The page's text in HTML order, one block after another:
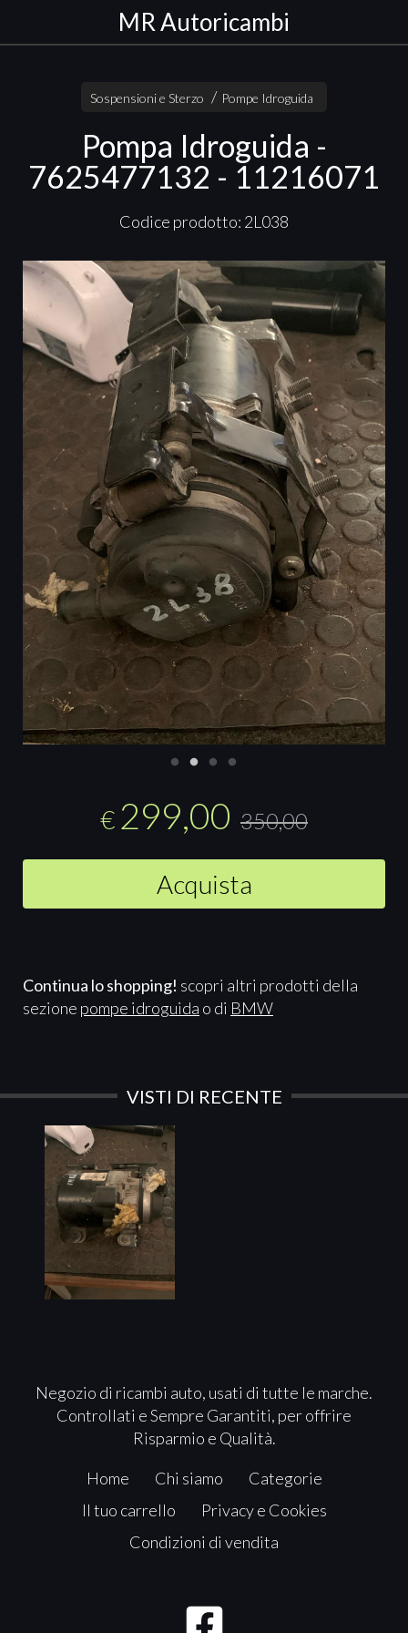
MR Autoricambi
Sospensioni e Sterzo Pompe Idroguida
Pompa Idroguida -
7625477132 - 11216071
Codice prodotto: 2L038
€ 299,00 350,00
Acquista
Continua lo shopping! scopri altri prodotti della
sezione pompe idroguida o di BMW
VISTI DI RECENTE
Negozio di ricambi auto, usati di tutte le marche.
Controllati e Sempre Garantiti, per offrire
Risparmio e Qualità.
Home Chi siamo
Categorie
Il tuo carrello
Privacy e Cookies
Condizioni di vendita